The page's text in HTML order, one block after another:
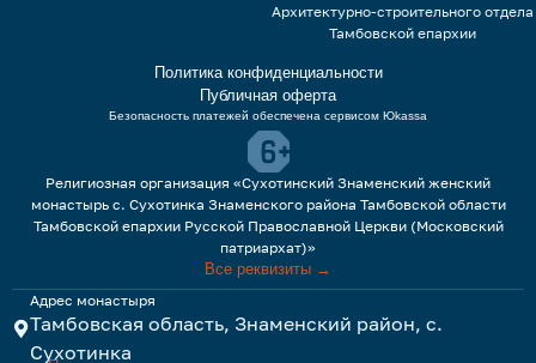
Архитектурно-строительного отдела
Тамбовской епархии
Политика конфиденциальности
Публичная оферта
Безопасность платежей обеспечена сервисом Юkassa
Религиозная организация «Сухотинский Знаменский женский
монастырь с. Сухотинка Знаменского района Тамбовской области
Тамбовской епархии Русской Православной Церкви (Московский
патриархат)»
Все реквизиты →
Адрес монастыря
Тамбовская область, Знаменский район, с.
Сухотинка